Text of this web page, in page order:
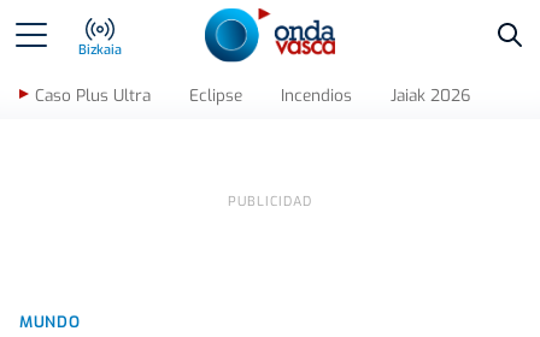
Bizkaia
Caso Plus Ultra Eclipse Incendios Jaiak 2026
MUNDO